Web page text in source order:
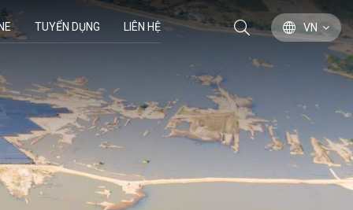
TUYỂN DỤNG LIÊN HỆ VN